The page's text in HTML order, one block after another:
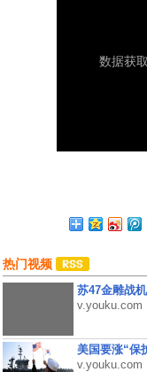
热门视频
苏47金雕战
v.youku.com
美国要涨“保
v.youku.com